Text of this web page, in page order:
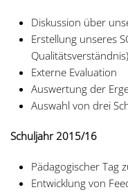
Diskussion über
Erstellung unseres
Qualitätsverständnis)
Externe Evaluation
Auswertung der
Auswahl von drei
Schuljahr 2015/16
Pädagogischer Tag
Entwicklung von